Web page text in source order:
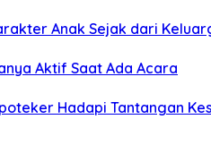
Anak Sejak dari
Aktif Saat Ada Acara
Hadapi Tantangan